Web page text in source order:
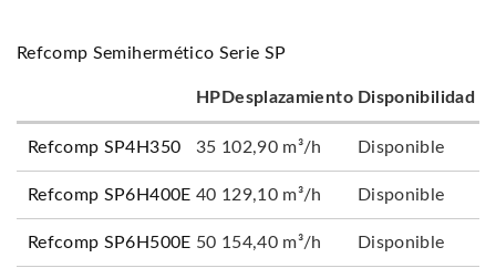
Refcomp Semihermético Serie SP
HP Desplazamiento Disponibilidad
Refcomp SP4H350 35 102,90 m³/h Disponible
Refcomp SP6H400E 40 129,10 m³/h Disponible
Refcomp SP6H500E 50 154,40 m³/h Disponible